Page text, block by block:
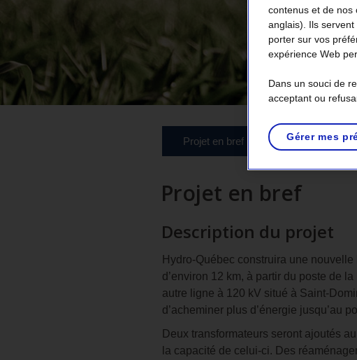
Projet en brefsection
en
cours
Solution retenue
Projet en bref
Description du projet
Hydro-Québec construira une
d’environ 12 km, à partir du poste de
autre ligne à 120 kV situé à
d’acheminer plus d’énergie jusqu’au
Deux transformateurs seront ajoutés
la capacité de celui-ci. Des
contenus et de nos
anglais). Ils
porter sur vos
expérience Web
Dans un souci de
acceptant ou
Gérer mes